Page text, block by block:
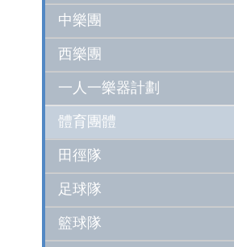
中樂團
西樂團
一人一樂器計劃
體育團體
田徑隊
足球隊
籃球隊